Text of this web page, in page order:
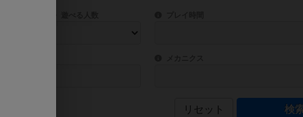
ワード検索ができます。
検索できます。 目安となる所要時間を指定することが
物などモチーフ・ストーリーを指定することができます。直感的にゲームシステムを
ー ゲーム性を構成するコアシステムです
リセット